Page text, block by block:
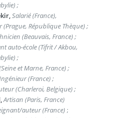
;
Salarié (France),
(Prague, République Thèque) ;
(Beauvais, France) ;
auto-école (Tifrit / Akbou,
;
et Marne, France) ;
(France) ;
(Charleroi, Belgique) ;
Artisan (Paris, France)
auteur (France) ;